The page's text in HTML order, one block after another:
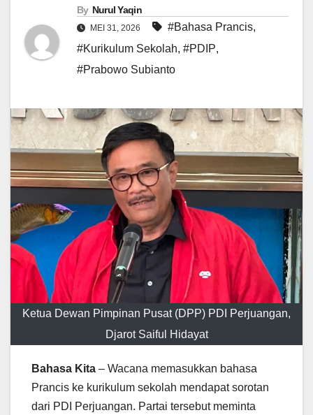
By Nurul Yaqin
MEI 31, 2026 #Bahasa Prancis,
#Kurikulum Sekolah, #PDIP,
#Prabowo Subianto
Ketua Dewan Pimpinan Pusat (DPP) PDI Perjuangan,
Djarot Saiful Hidayat
Bahasa Kita – Wacana memasukkan bahasa
Prancis ke kurikulum sekolah mendapat sorotan
dari PDI Perjuangan. Partai tersebut meminta